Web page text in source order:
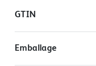
GTIN
Emballage